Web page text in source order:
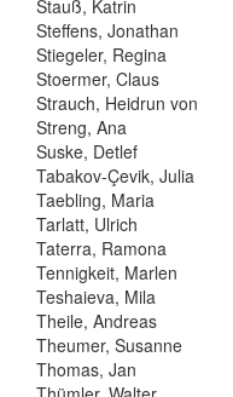
Stauß, Katrin
Steffens, Jonathan
Stiegeler, Regina
Stoermer, Claus
Strauch, Heidrun von
Streng, Ana
Suske, Detlef
Tabakov-Çevik, Julia
Taebling, Maria
Tarlatt, Ulrich
Taterra, Ramona
Tennigkeit, Marlen
Teshaieva, Mila
Theile, Andreas
Theumer, Susanne
Thomas, Jan